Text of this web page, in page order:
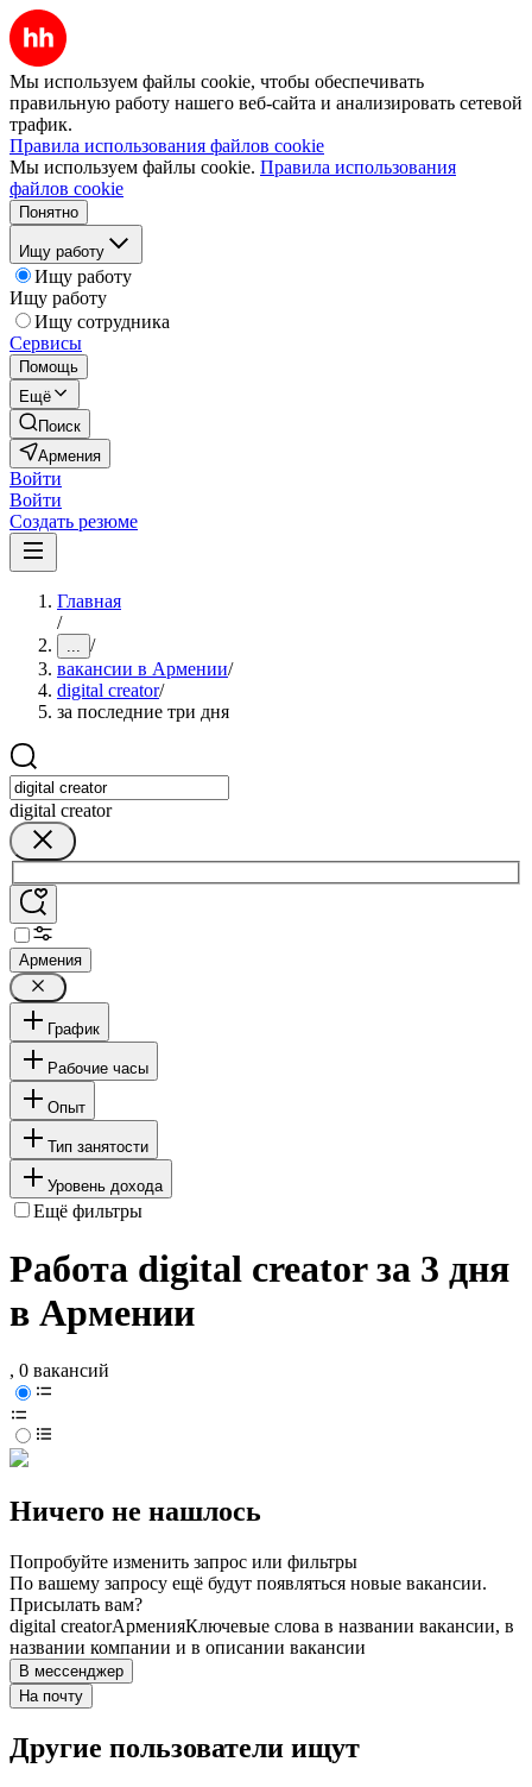
Мы используем файлы cookie, чтобы обеспечивать
правильную работу нашего веб-сайта и анализировать сетевой
трафик.
Правила использования файлов cookie
Мы используем файлы cookie. Правила использования
файлов cookie
Понятно
Ищу работу
Ищу работу
Ищу работу
Ищу сотрудника
Сервисы
Помощь
Ещё
Поиск
Армения
Войти
Войти
Создать резюме
Главная
/
... /
вакансии в Армении/
digital creator/
за последние три дня
digital creator
Армения
График
Рабочие часы
Опыт
Тип занятости
Уровень дохода
Ещё фильтры
Работа digital creator за 3 дня
в Армении
, 0 вакансий
Ничего не нашлось
Попробуйте изменить запрос или фильтры
По вашему запросу ещё будут появляться новые вакансии.
Присылать вам?
digital creatorАрменияКлючевые слова в названии вакансии, в
названии компании и в описании вакансии
В мессенджер
На почту
Другие пользователи ищут